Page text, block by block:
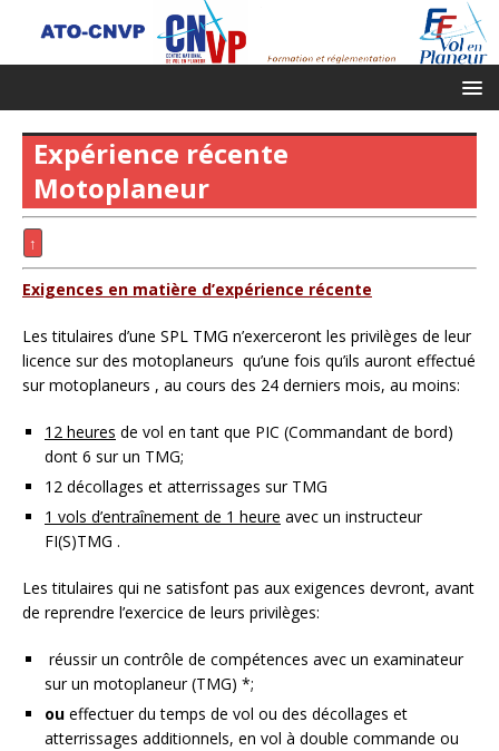
Expérience récente
Motoplaneur
↑
Exigences en matière d’expérience récente
Les titulaires d’une SPL TMG n’exerceront les privilèges de leur
licence sur des motoplaneurs qu’une fois qu’ils auront effectué
sur motoplaneurs , au cours des 24 derniers mois, au moins:
12 heures de vol en tant que PIC (Commandant de bord)
dont 6 sur un TMG;
12 décollages et atterrissages sur TMG
1 vols d’entraînement de 1 heure avec un instructeur
FI(S)TMG .
Les titulaires qui ne satisfont pas aux exigences devront, avant
de reprendre l’exercice de leurs privilèges:
réussir un contrôle de compétences avec un examinateur
sur un motoplaneur (TMG) *;
ou effectuer du temps de vol ou des décollages et
atterrissages additionnels, en vol à double commande ou